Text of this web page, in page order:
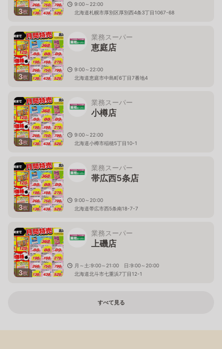
3枚
9:00～22:00
北海道札幌市厚別区厚別西4条3丁目1067-68
3枚
業務スーパー
恵庭店
9:00～22:00
北海道恵庭市中島町6丁目7番地4
3枚
業務スーパー
小樽店
9:00～22:00
北海道小樽市稲穂5丁目10-1
3枚
業務スーパー
帯広西5条店
9:00～20:00
北海道帯広市西5条南18-7-7
3枚
業務スーパー
上磯店
月～土:9:00～21:00 日:9:00～20:00
北海道北斗市七重浜7丁目12-1
すべて見る